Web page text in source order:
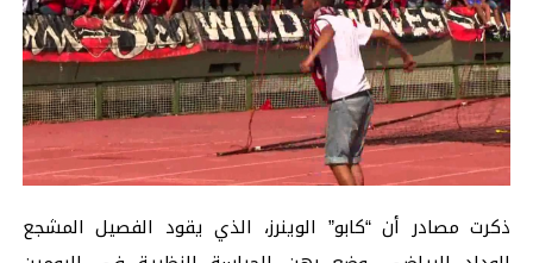
ذكرت مصادر أن “كابو” الوينرز، الذي يقود الفصيل المشجع